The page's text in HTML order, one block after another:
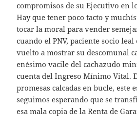
compromisos de su Ejecutivo en
Hay que tener poco tacto y
tocar la moral para vender
cuando el PNV, paciente socio leal
vuelto a mostrar su descomunal
enésimo vacile del cachazudo
cuenta del Ingreso Mínimo Vital.
promesas calcadas en bucle, este
seguimos esperando que se
esa mala copia de la Renta de